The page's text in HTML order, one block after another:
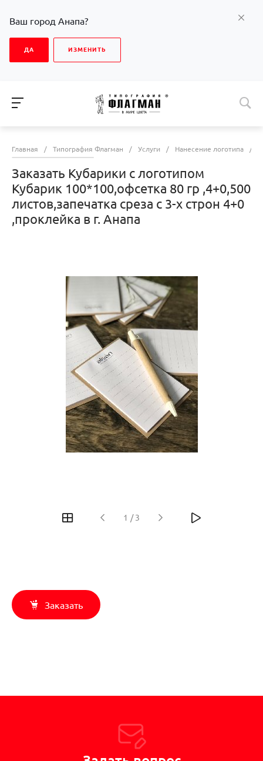
Ваш город Анапа?
ДА ИЗМЕНИТЬ
Главная / Типография Флагман / Услуги / Нанесение логотипа /
Заказать Кубарики с логотипом
Кубарик 100*100,офсетка 80 гр ,4+0,500
листов,запечатка среза с 3-х строн 4+0
,проклейка в г. Анапа
1 / 3
Заказать